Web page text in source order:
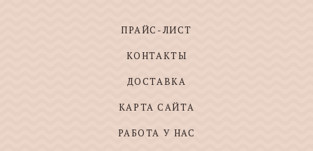
ПРАЙС-ЛИСТ
КОНТАКТЫ
ДОСТАВКА
КАРТА САЙТА
РАБОТА У НАС